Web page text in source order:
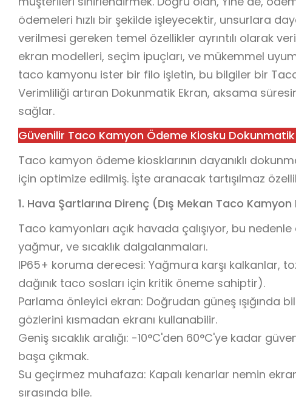
ödemeleri hızlı bir şekilde işleyecektir, unsurlara
verilmesi gereken temel özellikler ayrıntılı olarak
ekran modelleri, seçim ipuçları, ve mükemmel
taco kamyonu ister bir filo işletin, bu bilgiler bir
Verimliliği artıran Dokunmatik Ekran, aksama
sağlar.
Güvenilir Taco Kamyon Ödeme Kiosku Dokunmatik
Taco kamyon ödeme kiosklarının dayanıklı
için optimize edilmiş. İşte aranacak tartışılmaz
1. Hava Şartlarına Direnç (Dış Mekan Taco Kamyon
Taco kamyonları açık havada çalışıyor, bu
yağmur, ve sıcaklık dalgalanmaları.
IP65+ koruma derecesi: Yağmura karşı kalkanlar,
dağınık taco sosları için kritik öneme sahiptir).
Parlama önleyici ekran: Doğrudan güneş
gözlerini kısmadan ekranı kullanabilir.
Geniş sıcaklık aralığı: -10°C'den 60°C'ye kadar
başa çıkmak.
Su geçirmez muhafaza: Kapalı kenarlar nemin
sırasında bile.